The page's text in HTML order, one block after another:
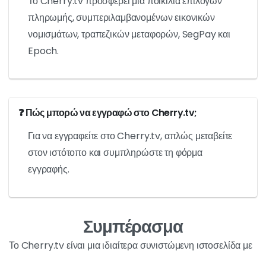
πληρωμής, συμπεριλαμβανομένων εικονικών
νομισμάτων, τραπεζικών μεταφορών, SegPay και
Epoch.
❓ Πώς μπορώ να εγγραφώ στο Cherry.tv;
Για να εγγραφείτε στο Cherry.tv, απλώς μεταβείτε
στον ιστότοπο και συμπληρώστε τη φόρμα
εγγραφής.
Συμπέρασμα
Το Cherry.tv είναι μια ιδιαίτερα συνιστώμενη ιστοσελίδα με